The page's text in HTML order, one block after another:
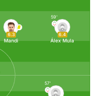
6.3
Mandi
6.4
59'
Álex Mula
57'